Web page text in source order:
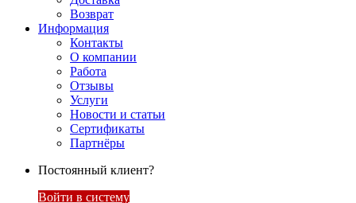
Возврат
Информация
Контакты
О компании
Работа
Отзывы
Услуги
Новости и статьи
Сертификаты
Партнёры
Постоянный клиент?
Войти в систему